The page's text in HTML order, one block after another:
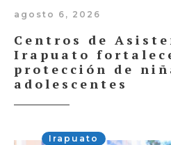
agosto 6, 2026
Centros de
Irapuato
protección de
adolescentes
Irapuato